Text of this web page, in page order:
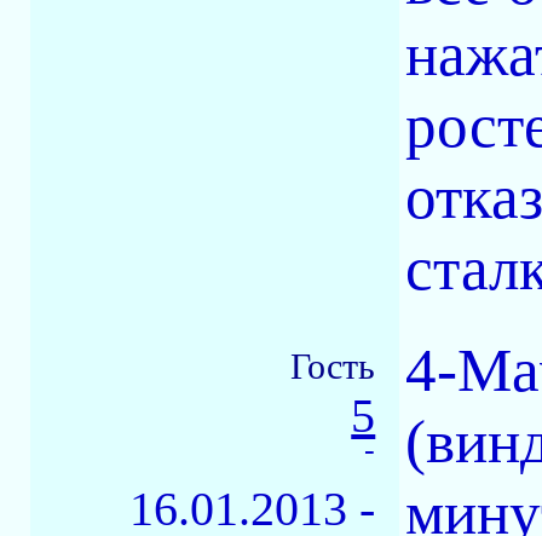
Гость
5
-
16.01.2013 -
4-